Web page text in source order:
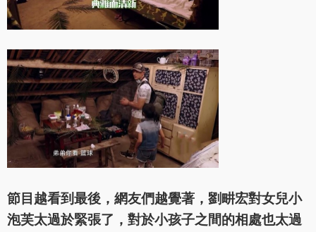
節目越看到最後，網友們越覺著，劉畊宏對女兒小
泡芙太過於緊張了，對於小孩子之間的相處也太過